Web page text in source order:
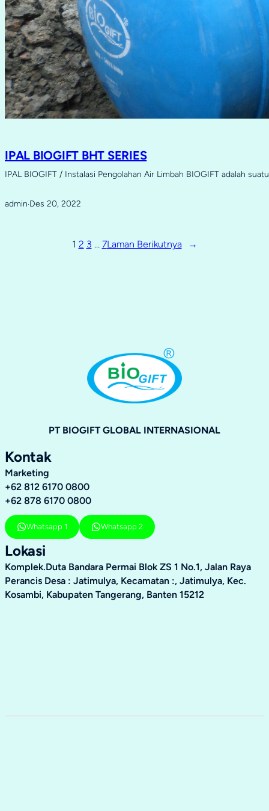
IPAL BIOGIFT BHT SERIES
IPAL BIOGIFT / Instalasi Pengolahan Air Limbah BIOGIFT adalah
admin·Des 20, 2022
1 2 3 … 7Laman Berikutnya →
PT BIOGIFT GLOBAL INTERNASIONAL
Kontak
Marketing
+62 812 6170 0800
+62 878 6170 0800
Whatsapp 1 Whatsapp 2
Lokasi
Komplek.Duta Bandara Permai Blok ZS 1 No.1, Jalan Raya
Perancis Desa : Jatimulya, Kecamatan :, Jatimulya, Kec.
Kosambi, Kabupaten Tangerang, Banten 15212